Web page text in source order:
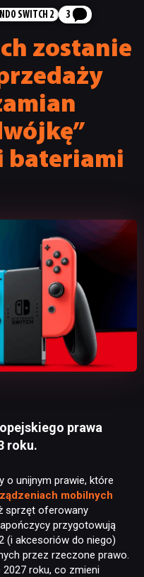
SWITCH 2 3
zostanie
bateriami
prawa
roku.
o unijnym prawie, które
mobilnych
sprzęt oferowany
przygotowują
(i akcesoriów do niego)
przez rzeczone prawo.
roku, co zmieni